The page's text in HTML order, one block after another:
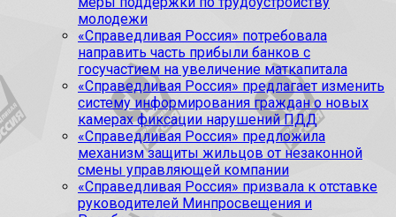
молодежи
«Справедливая Россия» потребовала
направить часть прибыли банков с
госучастием на увеличение маткапитала
«Справедливая Россия» предлагает изменить
систему информирования граждан о новых
камерах фиксации нарушений ПДД
«Справедливая Россия» предложила
механизм защиты жильцов от незаконной
смены управляющей компании
«Справедливая Россия» призвала к отставке
руководителей Минпросвещения и